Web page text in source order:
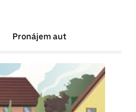
Pronájem aut